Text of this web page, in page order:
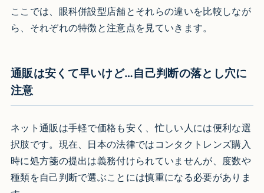
ここでは、眼科併設型店舗とそれらの違いを比較しなが
ら、それぞれの特徴と注意点を見ていきます。
通販は安くて早いけど…自己判断の落とし穴に
注意
ネット通販は手軽で価格も安く、忙しい人には便利な選
択肢です。現在、日本の法律ではコンタクトレンズ購入
時に処方箋の提出は義務付けられていませんが、度数や
種類を自己判断で選ぶことには慎重になる必要がありま